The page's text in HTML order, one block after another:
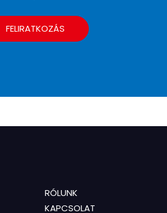
FELIRATKOZÁS
RÓLUNK
KAPCSOLAT